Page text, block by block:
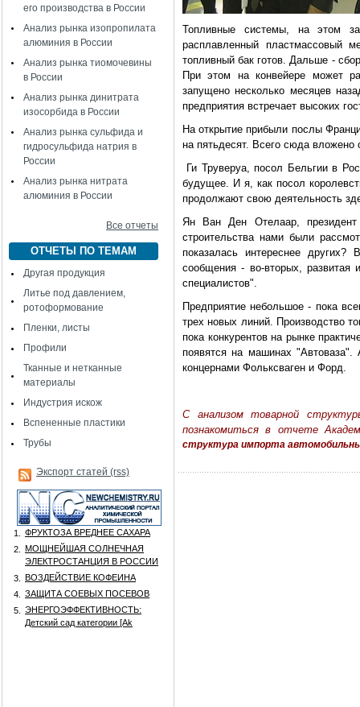
его производства в России
Анализ рынка изопропилата
алюминия в России
Анализ рынка тиомочевины
в России
Анализ рынка динитрата
изосорбида в России
Анализ рынка сульфида и
гидросульфида натрия в
России
Анализ рынка нитрата
алюминия в России
Все отчеты
ОТЧЕТЫ ПО ТЕМАМ
Другая продукция
Литье под давлением,
ротоформование
Пленки, листы
Профили
Тканные и нетканные
материалы
Индустрия искож
Вспененные пластики
Трубы
Экспорт статей (rss)
1.
ФРУКТОЗА ВРЕДНЕЕ САХАРА
2.
МОЩНЕЙШАЯ СОЛНЕЧНАЯ
ЭЛЕКТРОСТАНЦИЯ В РОССИИ
3.
ВОЗДЕЙСТВИЕ КОФЕИНА
4.
ЗАЩИТА СОЕВЫХ ПОСЕВОВ
5.
ЭНЕРГОЭФФЕКТИВНОСТЬ:
Детский сад категории [Аk
Топливные системы, на этом
расплавленный пластмассовый
топливный бак готов. Дальше -
При этом на конвейере может
запущено несколько месяцев
предприятия встречает высоких
На открытие прибыли послы
на пятьдесят. Всего сюда вложено
Ги Труверуа, посол Бельгии в
будущее. И я, как посол
продолжают свою деятельность
Ян Ван Ден Отелаар, президент
строительства нами были
показалась интереснее
сообщения - во-вторых, развитая
специалистов".
Предприятие небольшое - пока
трех новых линий. Производство
пока конкурентов на рынке
появятся на машинах "Автоваза".
концернами Фольксваген и Форд.
С анализом товарной
познакомиться в отчете
структура импорта